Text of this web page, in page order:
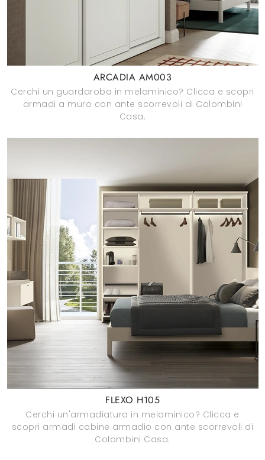
ARCADIA AM003
Cerchi un guardaroba in melaminico? Clicca e scopri
armadi a muro con ante scorrevoli di Colombini
Casa.
FLEXO H105
Cerchi un'armadiatura in melaminico? Clicca e
scopri armadi cabine armadio con ante scorrevoli di
Colombini Casa.